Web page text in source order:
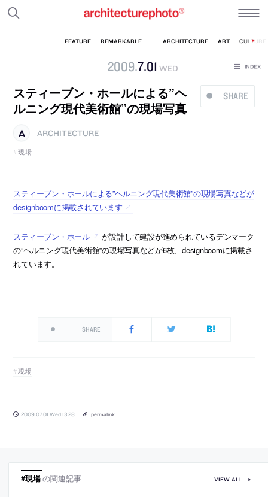
2009.7.01 WED
SHARE
スティーブン・ホールによる”ヘ
ルニング現代美術館”の現場写真
ARCHITECTURE
現場
スティーブン・ホールによる”ヘルニング現代美術館”の現場写真などが
designboomに掲載されています
スティーブン・ホール
が設計して建設が進められているデンマーク
の”ヘルニング現代美術館”の現場写真などが6枚、designboomに掲載さ
れています。
SHARE
現場
2009.07.01 Wed 13:28 permalink
#現場の関連記事 VIEW ALL